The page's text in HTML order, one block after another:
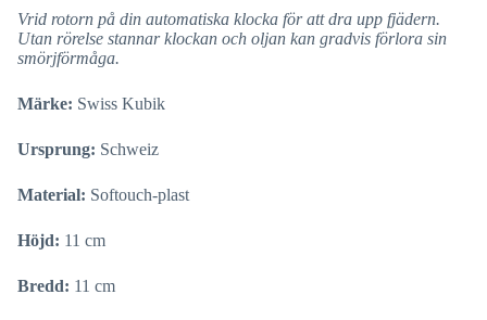
Vrid rotorn på din automatiska klocka för att dra upp fjädern.
Utan rörelse stannar klockan och oljan kan gradvis förlora sin
smörjförmåga.
Märke: Swiss Kubik
Ursprung: Schweiz
Material: Softouch-plast
Höjd: 11 cm
Bredd: 11 cm